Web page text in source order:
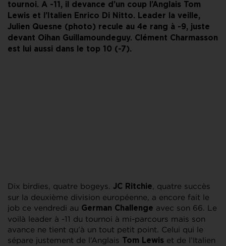
tournoi. A -11, il devance d’un coup l’Anglais Tom
Lewis et l’Italien Enrico Di Nitto. Leader la veille,
Julien Quesne (photo) recule au 4e rang à -9, juste
devant Oihan Guillamoundeguy. Clément Charmasson
est lui aussi dans le top 10 (-7).
Dix birdies, quatre bogeys. JC Ritchie, quatre succès
sur la deuxième division européenne, a encore fait le
job ce vendredi au German Challenge avec son 66. Le
voilà leader à -11 du tournoi à mi-parcours mais son
avance ne tient qu’à un tout petit point. Celui qui le
sépare justement de l’Anglais
Tom Lewis et de l’Italien